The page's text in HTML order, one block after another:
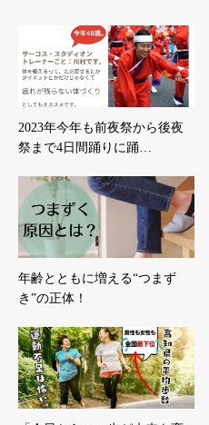
2023年今年も前夜祭から後夜
祭まで4日間踊りに踊…
年齢とともに増える“つまず
き”の正体！